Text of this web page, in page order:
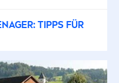
TIPPS FÜR